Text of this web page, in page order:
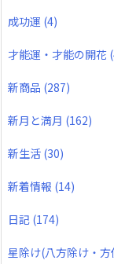
成功運 (4)
才能運・才能の開花
新商品 (287)
新月と満月 (162)
新生活 (30)
新着情報 (14)
日記 (174)
星除け(八方除け・方